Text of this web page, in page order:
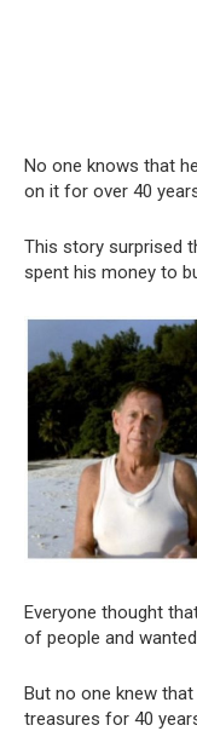
No one knows that
on it for over 40
This story surprised
spent his money to
Everyone thought
of people and
But no one knew
treasures for 40